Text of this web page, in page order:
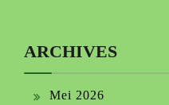
ARCHIVES
Mei 2026